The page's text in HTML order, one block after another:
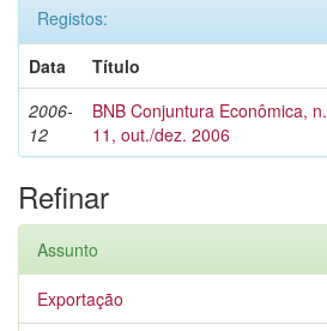
Registos:
Data
Título
2006-
12
BNB Conjuntura Econômica, n.
11, out./dez. 2006
Refinar
Assunto
Exportação